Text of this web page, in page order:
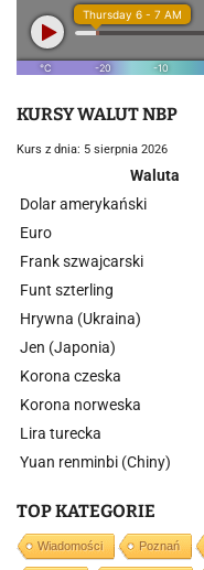
KURSY WALUT NBP
Kurs z dnia: 5 sierpnia 2026
Waluta
Dolar amerykański
Euro
Frank szwajcarski
Funt szterling
Hrywna (Ukraina)
Jen (Japonia)
Korona czeska
Korona norweska
Lira turecka
Yuan renminbi (Chiny)
TOP KATEGORIE
Wiadomości Poznań